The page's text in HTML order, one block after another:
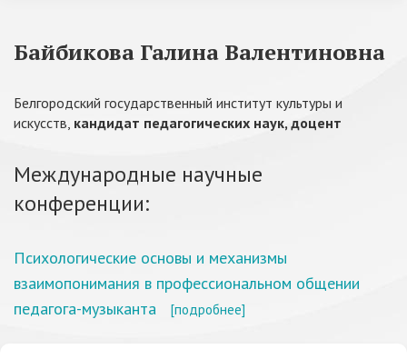
Байбикова Галина Валентиновна
Белгородский государственный институт культуры и
искусств, кандидат педагогических наук, доцент
Международные научные
конференции:
Психологические основы и механизмы
взаимопонимания в профессиональном общении
педагога-музыканта
[подробнее]